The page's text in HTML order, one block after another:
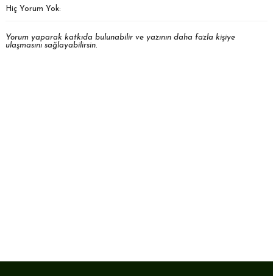
Hiç Yorum Yok:
Yorum yaparak katkıda bulunabilir ve yazının daha fazla kişiye
ulaşmasını sağlayabilirsin.